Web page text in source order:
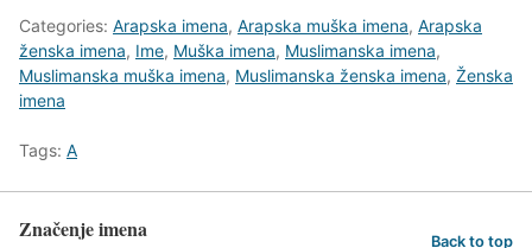
Categories: Arapska imena, Arapska muška imena, Arapska
ženska imena, Ime, Muška imena, Muslimanska imena,
Muslimanska muška imena, Muslimanska ženska imena, Ženska
imena
Tags: A
Značenje imena Back to top